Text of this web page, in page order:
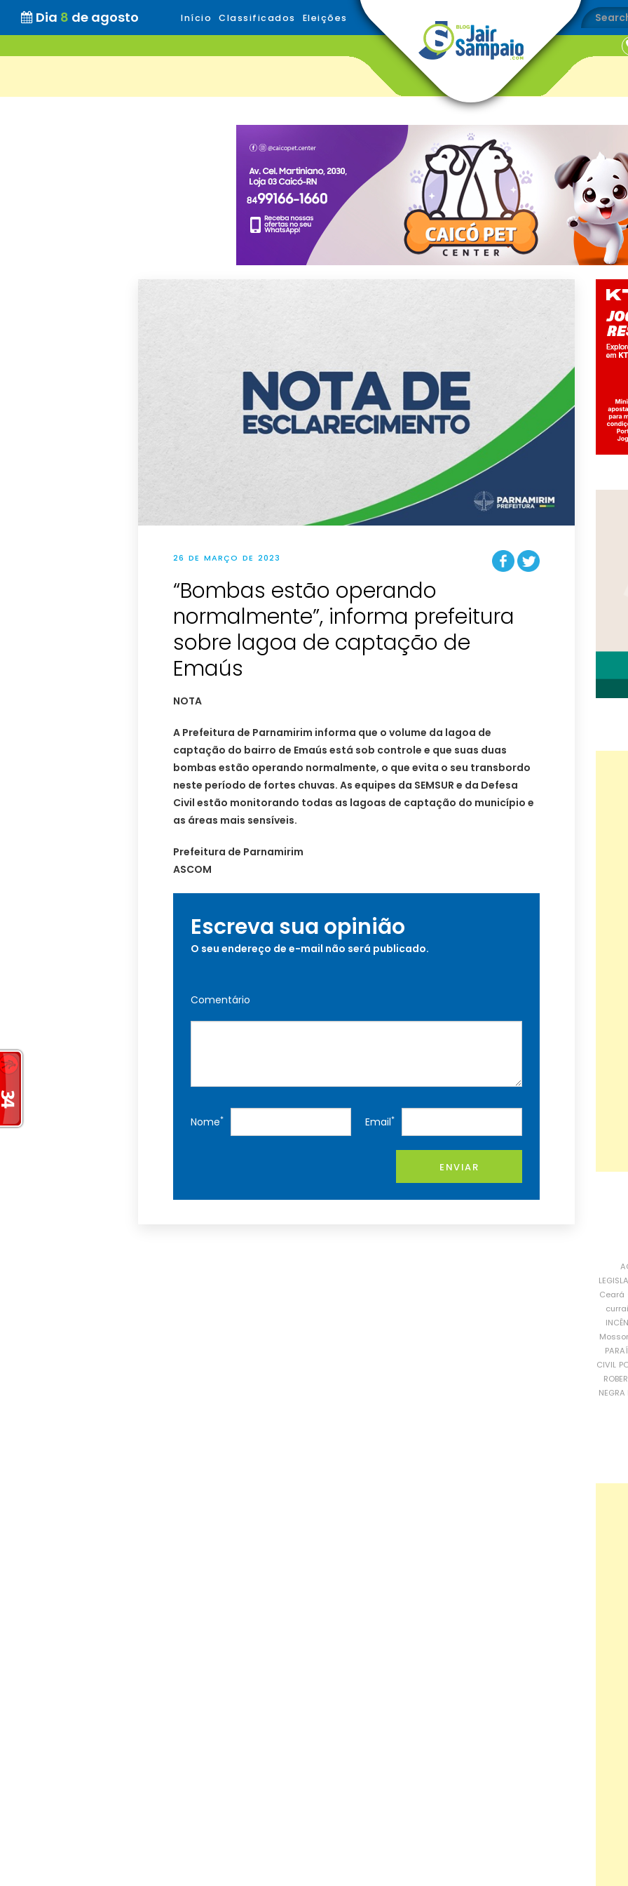
Dia 8 de agosto Início Classificados Eleições
26 DE MARÇO DE 2023
“Bombas estão operando
normalmente”, informa prefeitura
sobre lagoa de captação de
Emaús
NOTA
A Prefeitura de Parnamirim informa que o volume da lagoa de
captação do bairro de Emaús está sob controle e que suas duas
bombas estão operando normalmente, o que evita o seu transbordo
neste período de fortes chuvas. As equipes da SEMSUR e da Defesa
Civil estão monitorando todas as lagoas de captação do município e
as áreas mais sensíveis.
Prefeitura de Parnamirim
ASCOM
Escreva sua opinião
O seu endereço de e-mail não será publicado.
Comentário
Nome* Email*
ENVIAR
Ceará
CIVIL
NEGRA